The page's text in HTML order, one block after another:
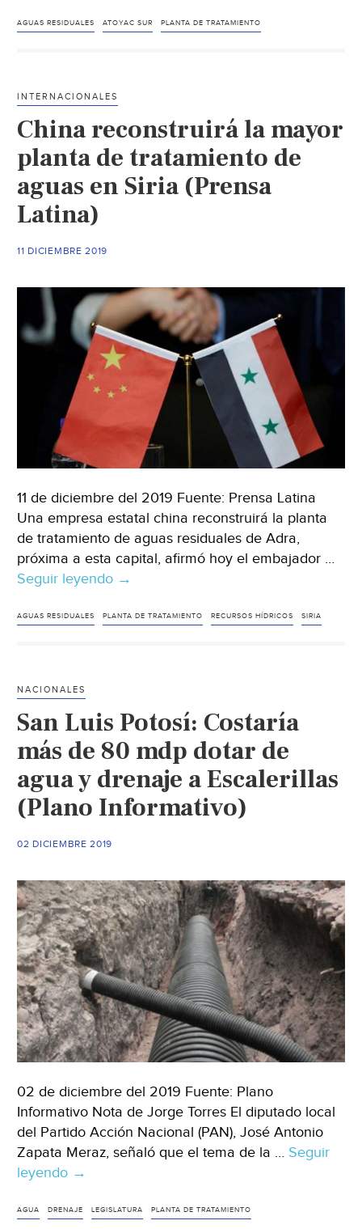
de
nota
publicada
(La
Jornada
de
AGUAS RESIDUALES ATOYAC SUR PLANTA DE TRATAMIENTO
INTERNACIONALES
China reconstruirá la mayor
planta de tratamiento de
aguas en Siria (Prensa
Latina)
11 DICIEMBRE 2019
11 de diciembre del 2019 Fuente: Prensa Latina
Una empresa estatal china reconstruirá la planta
de tratamiento de aguas residuales de Adra,
próxima a esta capital, afirmó hoy el embajador …
Seguir leyendo China
la
de
aguas
en
Siria
(Prensa
→
AGUAS RESIDUALES PLANTA DE TRATAMIENTO RECURSOS HÍDRICOS SIRIA
NACIONALES
San Luis Potosí: Costaría
más de 80 mdp dotar de
agua y drenaje a Escalerillas
(Plano Informativo)
02 DICIEMBRE 2019
02 de diciembre del 2019 Fuente: Plano
Informativo Nota de Jorge Torres El diputado local
del Partido Acción Nacional (PAN), José Antonio
Zapata Meraz, señaló que el tema de la … Seguir
leyendo San
Potosí:
→
AGUA DRENAJE LEGISLATURA PLANTA DE TRATAMIENTO